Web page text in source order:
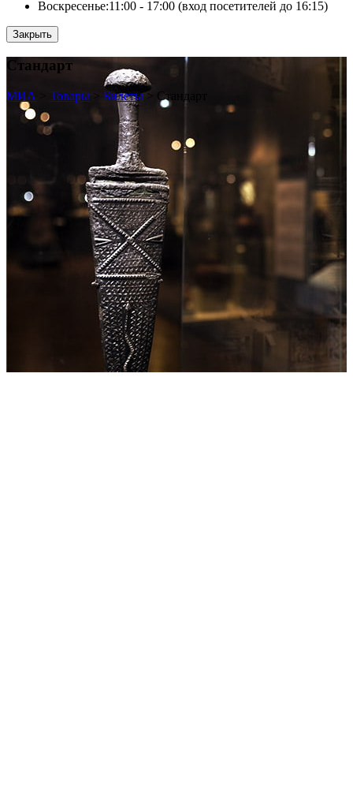
Воскресенье:11:00 - 17:00 (вход посетителей до 16:15)
Закрыть
Стандарт
МИА Товары > Билеты> Стандарт